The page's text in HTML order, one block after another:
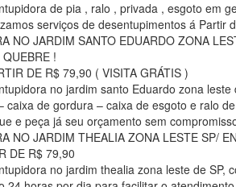
de pia , ralo , privada , esgoto em
serviços de desentupimentos á
NO JARDIM SANTO EDUARDO ZONA
!
DE R$ 79,90 ( VISITA GRÁTIS )
no jardim santo Eduardo zona
caixa de gordura – caixa de esgoto e ralo
e peça já seu orçamento sem
NO JARDIM THEALIA ZONA LESTE SP/
DE R$ 79,90
no jardim thealia zona leste de